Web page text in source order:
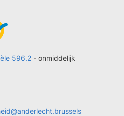
596.2 - onmiddelijk